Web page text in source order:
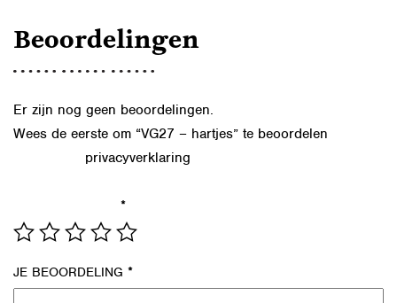
Beoordelingen
Er zijn nog geen beoordelingen.
Wees de eerste om “VG27 – hartjes” te beoordelen
privacyverklaring
*
JE BEOORDELING *